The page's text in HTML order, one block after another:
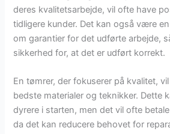
deres kvalitetsarbejde, vil ofte have
tidligere kunder. Det kan også være
om garantier for det udførte arbejde,
sikkerhed for, at det er udført korrekt.
En tømrer, der fokuserer på kvalitet,
bedste materialer og teknikker. Dette
dyrere i starten, men det vil ofte
da det kan reducere behovet for